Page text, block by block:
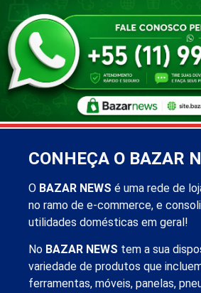
CONHEÇA O BAZAR
O BAZAR NEWS é uma rede de
no ramo de e-commerce, e
utilidades domésticas em geral!
No BAZAR NEWS tem a sua
variedade de produtos que
ferramentas, móveis, panelas,